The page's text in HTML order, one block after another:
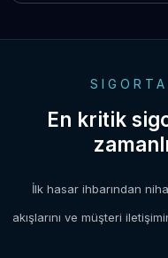
En kritik
İlk hasar ihbarından
akışlarını ve müşteri